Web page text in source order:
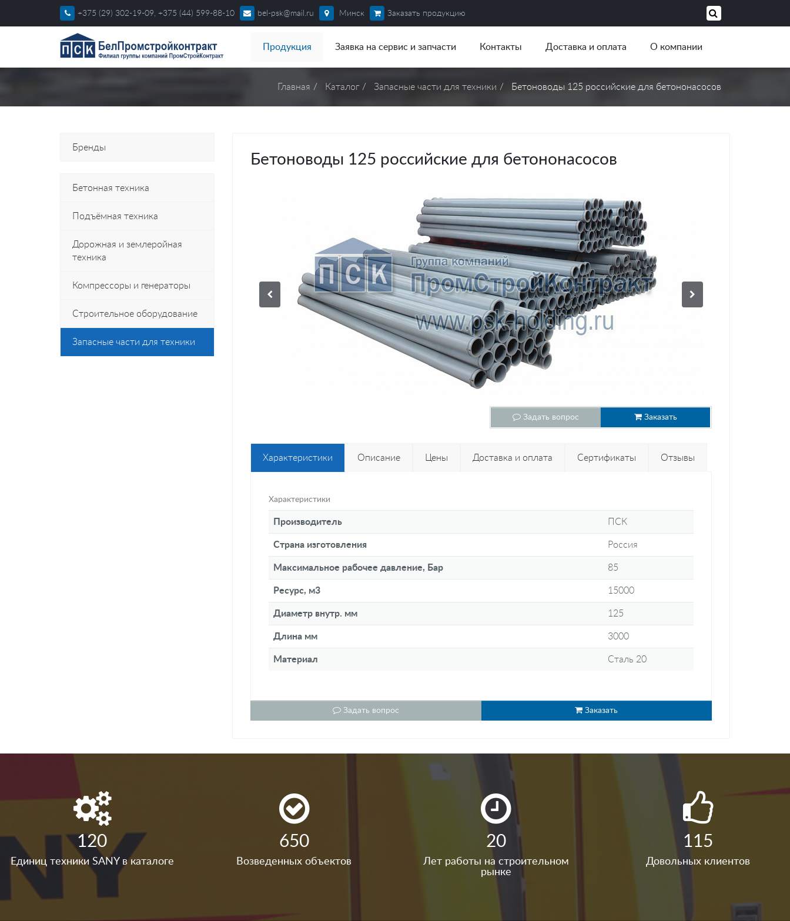
+375 (29) 302-19-09, +375 (44) 599-88-10 bel-psk@mail.ru Минск Заказать продукцию
Продукция Заявка на сервис и запчасти Контакты Доставка и оплата О компании
Главная Каталог Запасные части для техники Бетоноводы 125 российские для бетононасосов
Бренды
Бетонная техника
Подъёмная техника
Дорожная и землеройная
техника
Компрессоры и генераторы
Строительное оборудование
Запасные части для техники
Бетоноводы 125 российские для бетононасосов
Задать вопрос Заказать
Характеристики Описание Цены Доставка и оплата Сертификаты Отзывы
Характеристики
Производитель ПСК
Страна изготовления Россия
Максимальное рабочее давление, Бар 85
Ресурс, м3 15000
Диаметр внутр. мм 125
Длина мм 3000
Материал Сталь 20
Задать вопрос Заказать
120
Единиц техники SANY в каталоге
650
Возведенных объектов
20
Лет работы на строительном
рынке
115
Довольных клиентов